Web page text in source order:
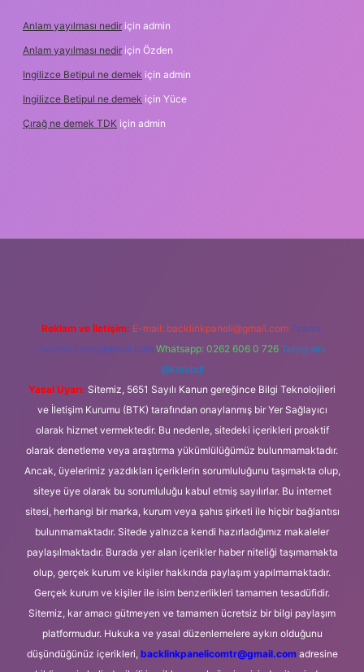
Anlam yayılması nedir için admin
Anlam yayılması nedir için Özden
Ingilizce Betipul ne demek için admin
Ingilizce Betipul ne demek için Yüce
Çırağ ne demek TDK için admin
Reklam ve İletişim: E-mail: backlinkpaneli@gmail.com Teams:
forumhizmeti@gmail.com Whatsapp: 0262 606 0 726 Telegram:
@karabul
Yasal Uyarı: Sitemiz, 5651 Sayılı Kanun gereğince Bilgi Teknolojileri
ve İletişim Kurumu (BTK) tarafından onaylanmış bir Yer Sağlayıcı
olarak hizmet vermektedir. Bu nedenle, sitedeki içerikleri proaktif
olarak denetleme veya araştırma yükümlülüğümüz bulunmamaktadır.
Ancak, üyelerimiz yazdıkları içeriklerin sorumluluğunu taşımakta olup,
siteye üye olarak bu sorumluluğu kabul etmiş sayılırlar. Bu internet
sitesi, herhangi bir marka, kurum veya şahıs şirketi ile hiçbir bağlantısı
bulunmamaktadır. Sitede yalnızca kendi hazırladığımız makaleler
paylaşılmaktadır. Burada yer alan içerikler haber niteliği taşımamakta
olup, gerçek kurum ve kişiler hakkında paylaşım yapılmamaktadır.
Gerçek kurum ve kişiler ile isim benzerlikleri tamamen tesadüfidir.
Sitemiz, kar amacı gütmeyen ve tamamen ücretsiz bir bilgi paylaşım
platformudur. Hukuka ve yasal düzenlemelere aykırı olduğunu
düşündüğünüz içerikleri, backlinkpanelicomtr@gmail.comadresine